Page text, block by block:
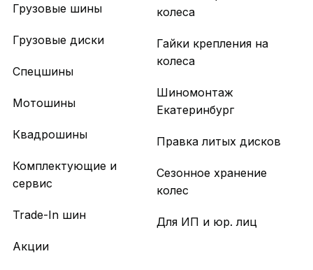
Грузовые шины
Грузовые диски
Спецшины
Мотошины
Квадрошины
Комплектующие и
сервис
Trade-In шин
Акции
колеса
Гайки крепления на
колеса
Шиномонтаж
Екатеринбург
Правка литых дисков
Сезонное хранение
колес
Для ИП и юр. лиц